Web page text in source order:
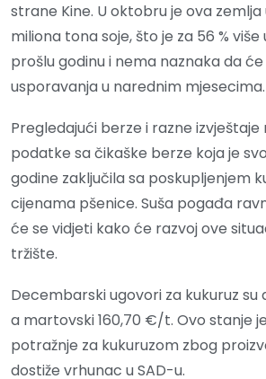
strane Kine. U oktobru je ova
miliona tona soje, što je za 56 % više
prošlu godinu i nema naznaka da
usporavanja u narednim mjesecima.
Pregledajući berze i razne izvještaje
podatke sa čikaške berze koja je
godine zaključila sa poskupljenjem
cijenama pšenice. Suša pogađa
će se vidjeti kako će razvoj ove
tržište.
Decembarski ugovori za kukuruz su
a martovski 160,70 €/t. Ovo stanje
potražnje za kukuruzom zbog
dostiže vrhunac u SAD-u.